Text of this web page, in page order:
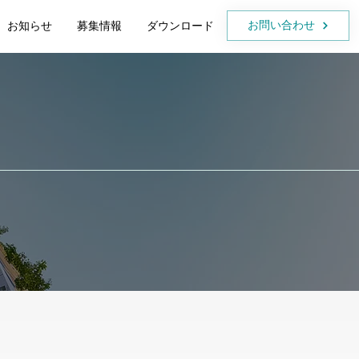
お知らせ 募集情報 ダウンロード お問い合わせ